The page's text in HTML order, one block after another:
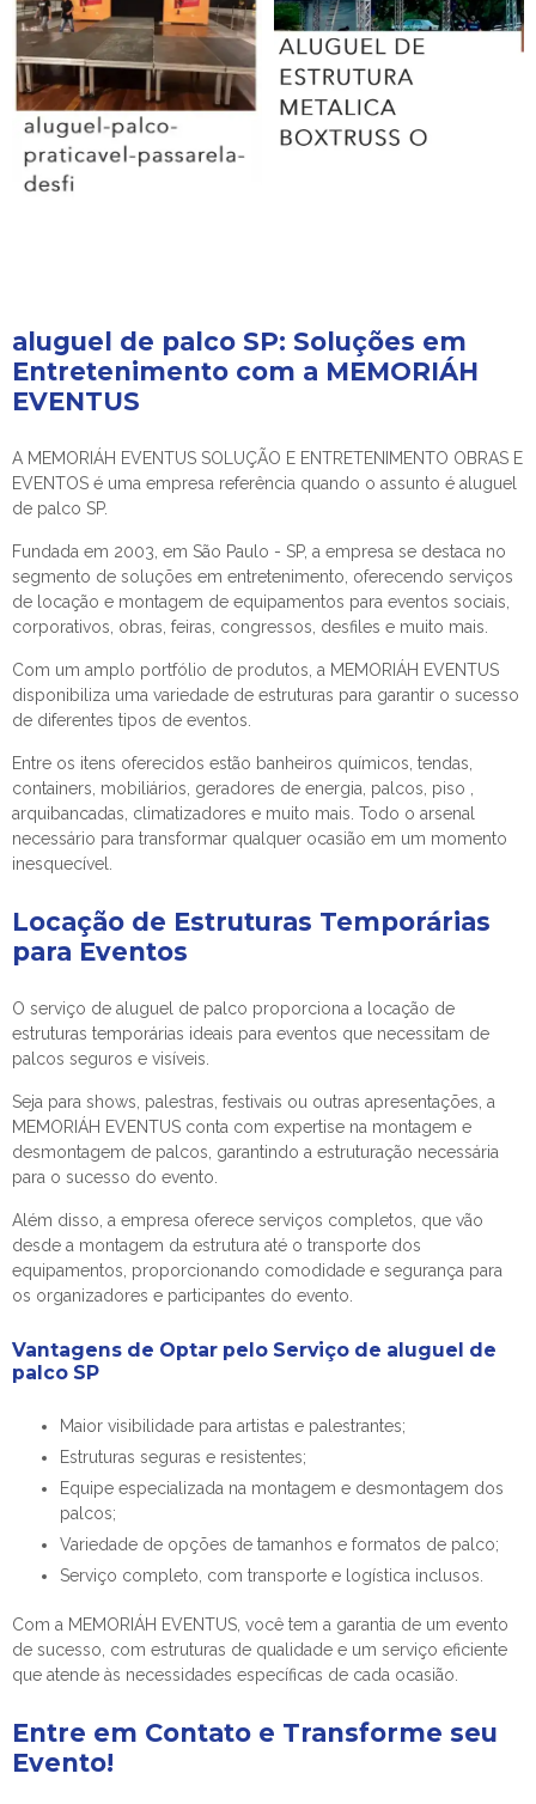
aluguel de palco SP: Soluções em
Entretenimento com a MEMORIÁH
EVENTUS
A MEMORIÁH EVENTUS SOLUÇÃO E ENTRETENIMENTO OBRAS E
EVENTOS é uma empresa referência quando o assunto é aluguel
de palco SP.
Fundada em 2003, em São Paulo - SP, a empresa se destaca no
segmento de soluções em entretenimento, oferecendo serviços
de locação e montagem de equipamentos para eventos sociais,
corporativos, obras, feiras, congressos, desfiles e muito mais.
Com um amplo portfólio de produtos, a MEMORIÁH EVENTUS
disponibiliza uma variedade de estruturas para garantir o sucesso
de diferentes tipos de eventos.
Entre os itens oferecidos estão banheiros químicos, tendas,
containers, mobiliários, geradores de energia, palcos, piso ,
arquibancadas, climatizadores e muito mais. Todo o arsenal
necessário para transformar qualquer ocasião em um momento
inesquecível.
Locação de Estruturas Temporárias
para Eventos
O serviço de aluguel de palco proporciona a locação de
estruturas temporárias ideais para eventos que necessitam de
palcos seguros e visíveis.
Seja para shows, palestras, festivais ou outras apresentações, a
MEMORIÁH EVENTUS conta com expertise na montagem e
desmontagem de palcos, garantindo a estruturação necessária
para o sucesso do evento.
Além disso, a empresa oferece serviços completos, que vão
desde a montagem da estrutura até o transporte dos
equipamentos, proporcionando comodidade e segurança para
os organizadores e participantes do evento.
Vantagens de Optar pelo Serviço de aluguel de
palco SP
Maior visibilidade para artistas e palestrantes;
Estruturas seguras e resistentes;
Equipe especializada na montagem e desmontagem dos
palcos;
Variedade de opções de tamanhos e formatos de palco;
Serviço completo, com transporte e logística inclusos.
Com a MEMORIÁH EVENTUS, você tem a garantia de um evento
de sucesso, com estruturas de qualidade e um serviço eficiente
que atende às necessidades específicas de cada ocasião.
Entre em Contato e Transforme seu
Evento!